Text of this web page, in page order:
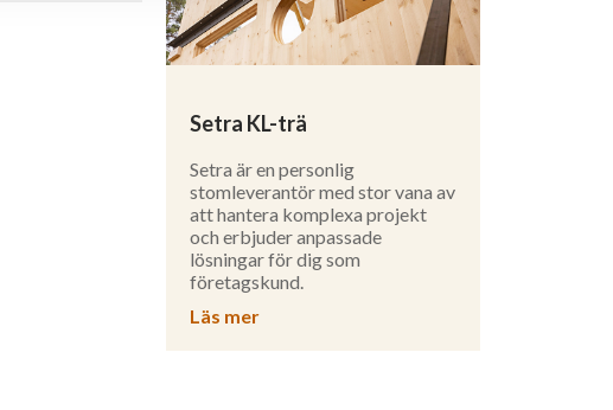
Setra KL-trä
Setra är en personlig
stomleverantör med stor vana av
att hantera komplexa projekt
och erbjuder anpassade
lösningar för dig som
företagskund.
Läs mer